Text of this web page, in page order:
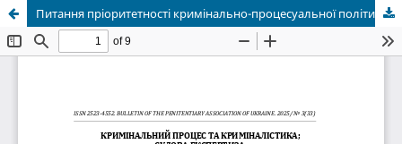
Питання пріоритетності кримінально-процесуальної політики у стратегічних документах судових та правоохоронних органів: теоретико-практичний аналіз